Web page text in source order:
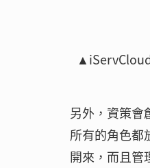
另外，資策會
所有的角色都
開來，而且管